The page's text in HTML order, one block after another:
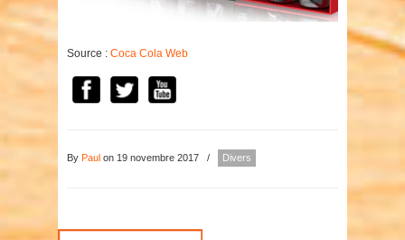
Source : Coca Cola Web
By Paul on 19 novembre 2017 / Divers